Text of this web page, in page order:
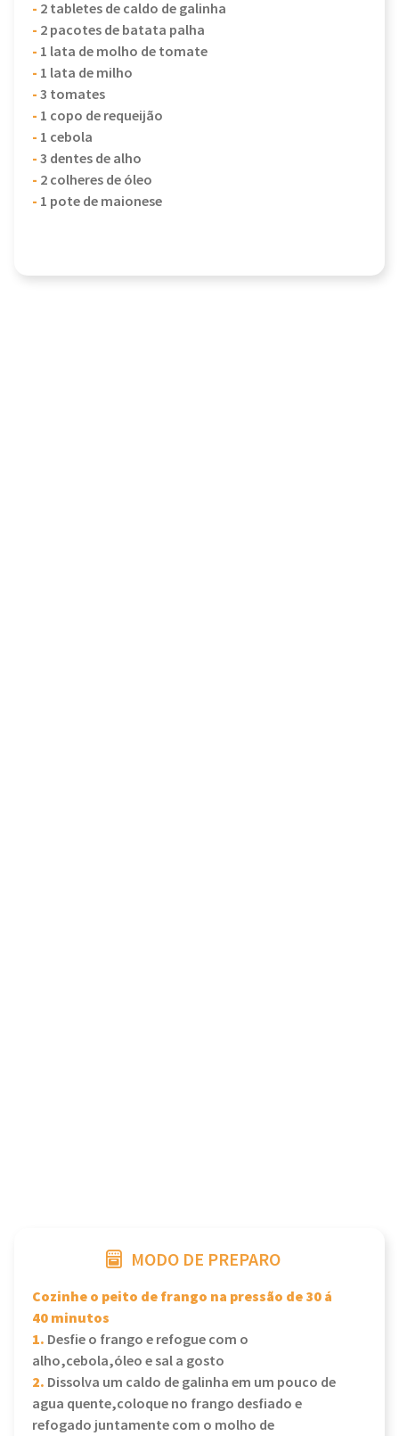
- 2 tabletes de caldo de galinha
- 2 pacotes de batata palha
- 1 lata de molho de tomate
- 1 lata de milho
-3 tomates
- 1 copo de requeijão
- 1 cebola
-3 dentes de alho
- 2 colheres de óleo
- 1 pote de maionese
MODO DE PREPARO
Cozinhe o peito de frango na pressão de 30 á
40 minutos
1. Desfie o frango e refogue com o
alho,cebola,óleo e sal a gosto
2. Dissolva um caldo de galinha em um pouco de
agua quente,coloque no frango desfiado e
refogado juntamente com o molho de